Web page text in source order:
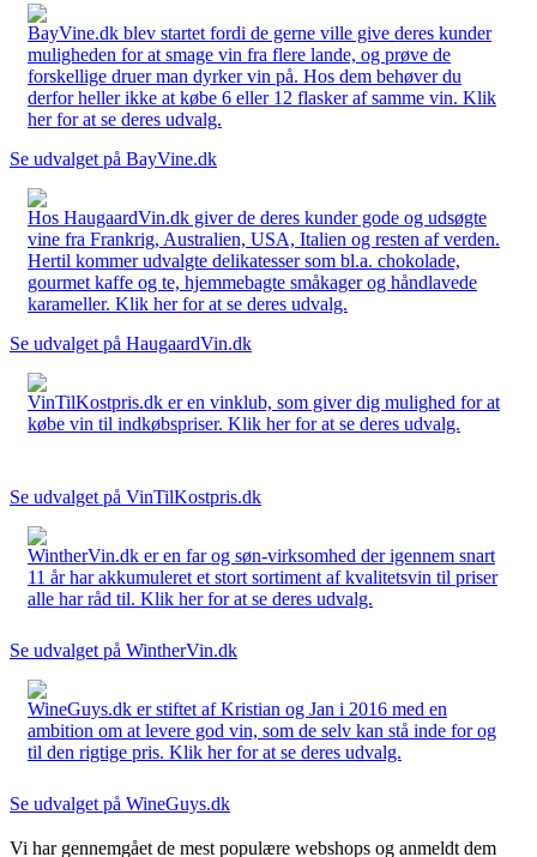
BayVine.dk blev startet fordi de gerne ville give deres kunder
muligheden for at smage vin fra flere lande, og prøve de
forskellige druer man dyrker vin på. Hos dem behøver du
derfor heller ikke at købe 6 eller 12 flasker af samme vin. Klik
her for at se deres udvalg.
Se udvalget på BayVine.dk
Hos HaugaardVin.dk giver de deres kunder gode og udsøgte
vine fra Frankrig, Australien, USA, Italien og resten af verden.
Hertil kommer udvalgte delikatesser som bl.a. chokolade,
gourmet kaffe og te, hjemmebagte småkager og håndlavede
karameller. Klik her for at se deres udvalg.
Se udvalget på HaugaardVin.dk
VinTilKostpris.dk er en vinklub, som giver dig mulighed for at
købe vin til indkøbspriser. Klik her for at se deres udvalg.
Se udvalget på VinTilKostpris.dk
WintherVin.dk er en far og søn-virksomhed der igennem snart
11 år har akkumuleret et stort sortiment af kvalitetsvin til priser
alle har råd til. Klik her for at se deres udvalg.
Se udvalget på WintherVin.dk
WineGuys.dk er stiftet af Kristian og Jan i 2016 med en
ambition om at levere god vin, som de selv kan stå inde for og
til den rigtige pris. Klik her for at se deres udvalg.
Se udvalget på WineGuys.dk
Vi har gennemgået de mest populære webshops og anmeldt dem